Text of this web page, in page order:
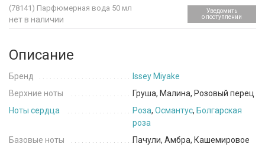
(78141) Парфюмерная вода 50 мл
нет в наличии
Уведомить
о поступлении
Описание
Бренд
Issey Miyake
Верхние ноты
Груша, Малина, Розовый перец
Ноты сердца
Роза, Османтус, Болгарская
роза
Базовые ноты
Пачули, Амбра, Кашемировое